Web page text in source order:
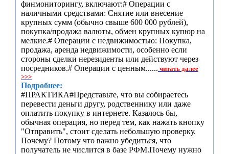
финмониторингу, включают:# Операции с
наличными средствами: Снятие или внесение
крупных сумм (обычно свыше 600 000 рублей),
покупка/продажа валюты, обмен крупных купюр на
мелкие.# Операции с недвижимостью: Покупка,
продажа, аренда недвижимости, особенно если
стороны сделки нерезиденты или действуют через
посредников.# Операции с ценным...... читать далее
>>>
Подробнее:
#ПРАКТИКА#Представьте, что вы собираетесь
перевести деньги другу, родственнику или даже
оплатить покупку в интернете. Казалось бы,
обычная операция, но перед тем, как нажать кнопку
"Отправить", стоит сделать небольшую проверку.
Почему? Потому что важно убедиться, что
получатель не числится в базе РФМ.Почему нужно